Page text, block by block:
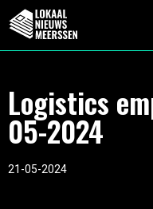
Logistics
05-2024
21-05-2024